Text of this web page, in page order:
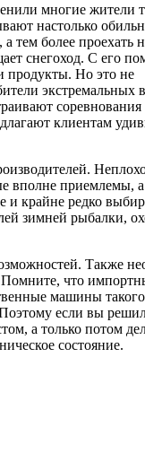
многие жители
настолько
тем более проехать
снегоход. С его
продукты. Но это не
экстремальных
соревнования
клиентам
вполне приемлемы, а
крайне редко
зимней рыбалки,
Также
Помните, что
машины
если вы
а только потом
состояние.